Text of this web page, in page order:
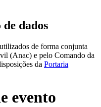
dados
de forma conjunta
(Anac) e pelo Comando da
da Portaria
evento